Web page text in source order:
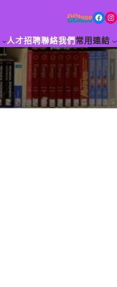
Facebook Instagram
人才招聘聯絡我們 常用連結